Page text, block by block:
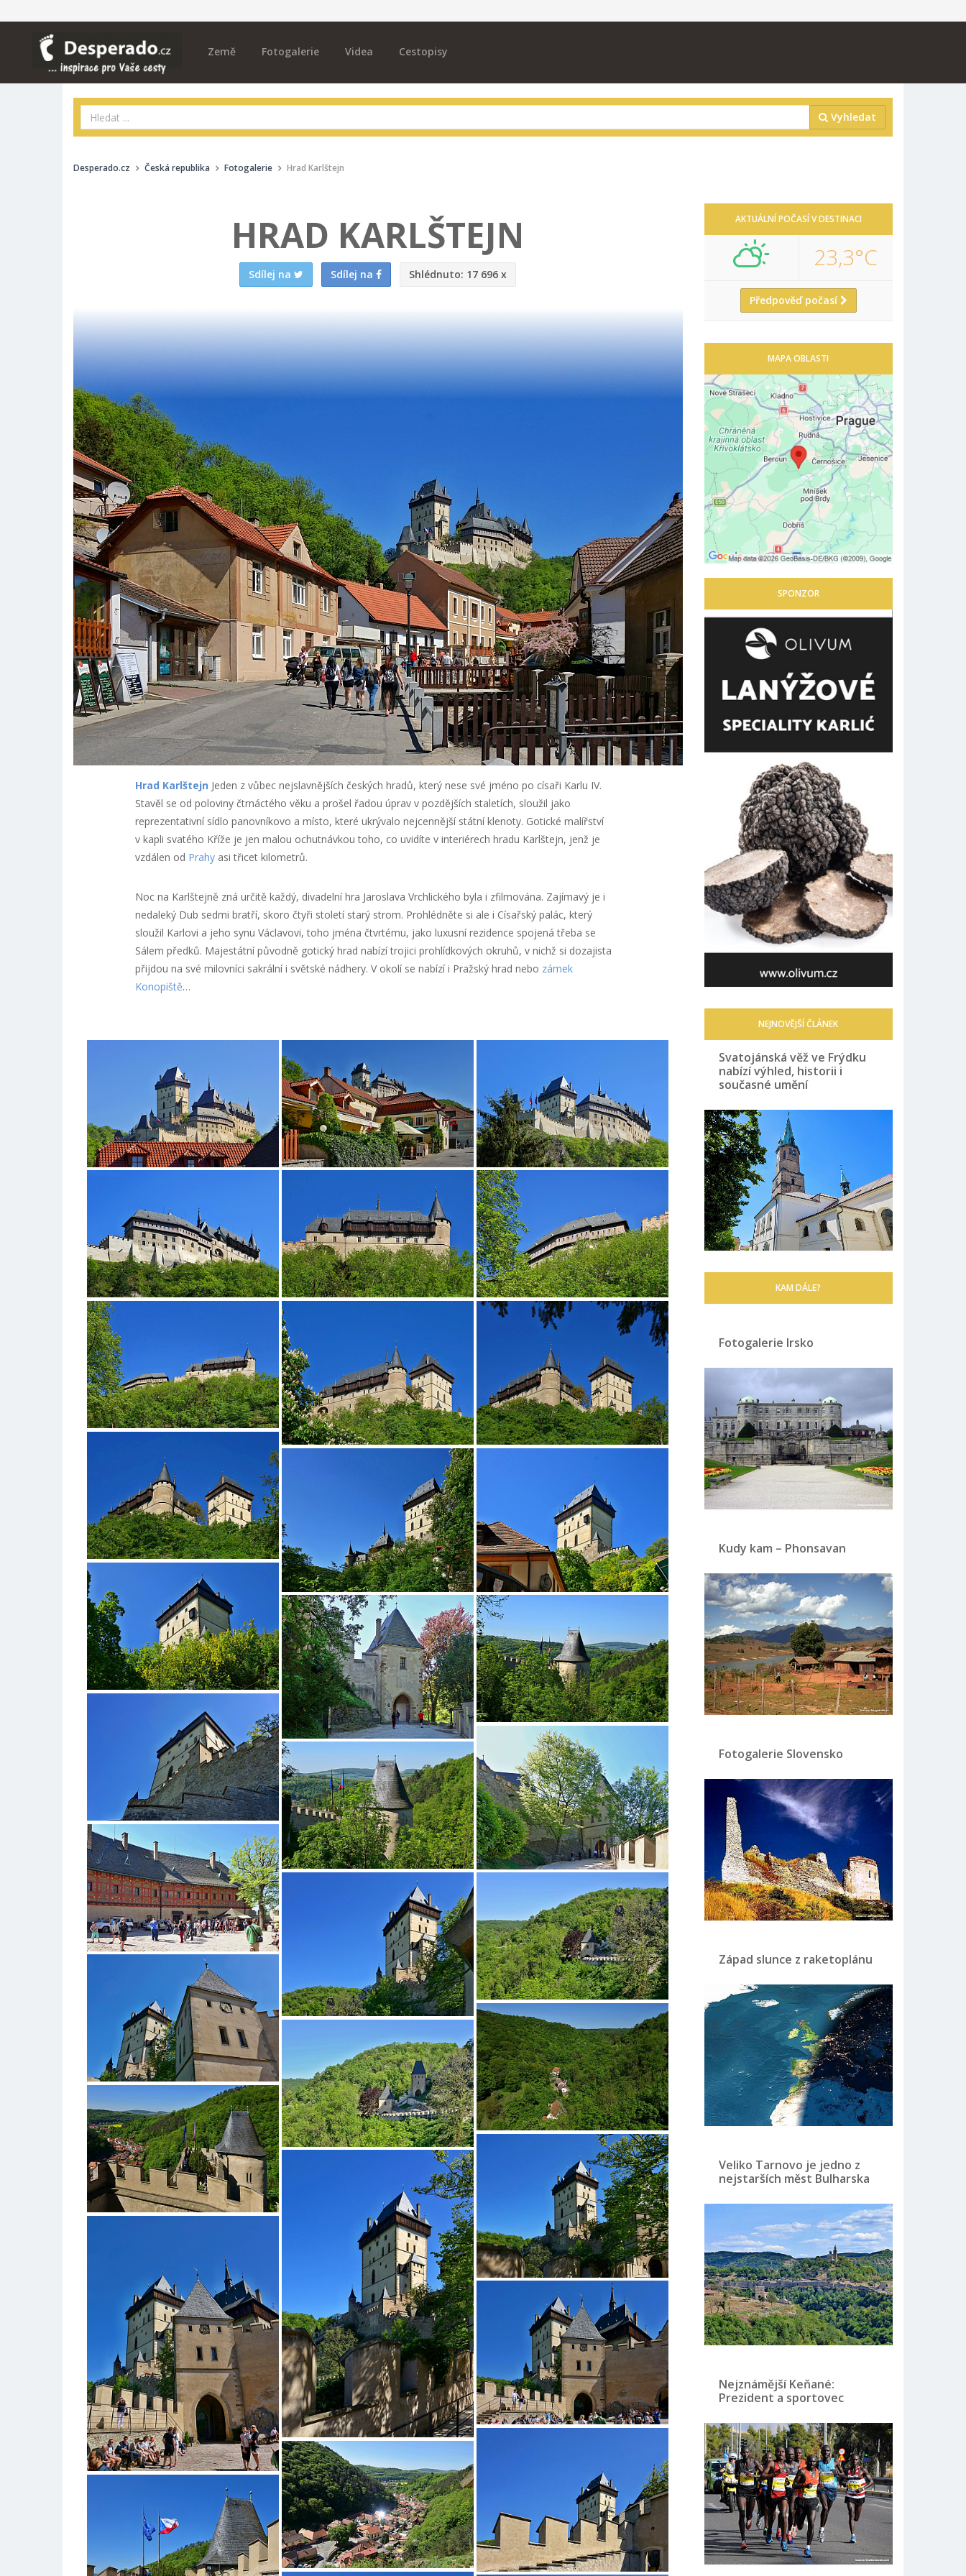
Země Fotogalerie Videa Cestopisy
Vyhledat
Desperado.cz Česká republika Fotogalerie Hrad Karlštejn
HRAD KARLŠTEJN
Sdílej na Sdílej na Shlédnuto: 17 696 x
Hrad Karlštejn Jeden z vůbec nejslavnějších českých hradů, který nese své jméno po císaři Karlu IV.
Stavěl se od poloviny čtrnáctého věku a prošel řadou úprav v pozdějších staletích, sloužil jako
reprezentativní sídlo panovníkovo a místo, které ukrývalo nejcennější státní klenoty. Gotické malířství
v kapli svatého Kříže je jen malou ochutnávkou toho, co uvidíte v interiérech hradu Karlštejn, jenž je
vzdálen od Prahyasi třicet kilometrů.
Noc na Karlštejně zná určitě každý, divadelní hra Jaroslava Vrchlického byla i zfilmována. Zajímavý je i
nedaleký Dub sedmi bratří, skoro čtyři století starý strom. Prohlédněte si ale i Císařský palác, který
sloužil Karlovi a jeho synu Václavovi, toho jména čtvrtému, jako luxusní rezidence spojená třeba se
Sálem předků. Majestátní původně gotický hrad nabízí trojici prohlídkových okruhů, v nichž si dozajista
přijdou na své milovníci sakrální i světské nádhery. V okolí se nabízí i Pražský hrad nebo zámek
Konopiště…
AKTUÁLNÍ POČASÍ V DESTINACI
23,3°C
Předpověď počasí
MAPA OBLASTI
SPONZOR
NEJNOVĚJŠÍ ČLÁNEK
Svatojánská věž ve Frýdku
nabízí výhled, historii i
současné umění
KAM DÁLE?
Fotogalerie Irsko
Kudy kam – Phonsavan
Fotogalerie Slovensko
Západ slunce z raketoplánu
Veliko Tarnovo je jedno z
nejstarších měst Bulharska
Nejznámější Keňané:
Prezident a sportovec